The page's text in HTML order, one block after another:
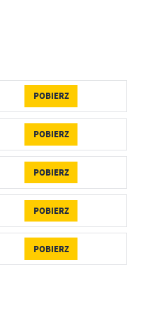
POBIERZ
POBIERZ
POBIERZ
POBIERZ
POBIERZ